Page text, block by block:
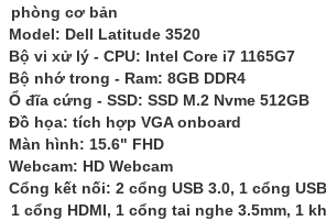
phòng cơ bản
Model: Dell Latitude 3520
Bộ vi xử lý - CPU: Intel Core i7 1165G7
Bộ nhớ trong - Ram: 8GB DDR4
Ổ đĩa cứng - SSD: SSD M.2 Nvme 512GB
Đồ họa: tích hợp VGA onboard
Màn hình: 15.6" FHD
Webcam: HD Webcam
Cổng kết nối: 2 cổng USB 3.0, 1 cổng
1 cổng HDMI, 1 cổng tai nghe 3.5mm, 1